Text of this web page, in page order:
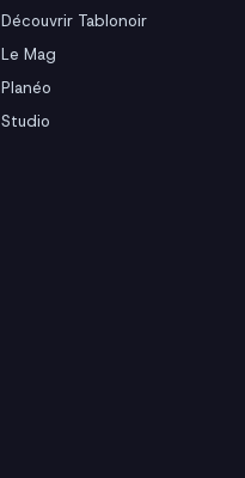
Découvrir Tablonoir
Le Mag
Planéo
Studio